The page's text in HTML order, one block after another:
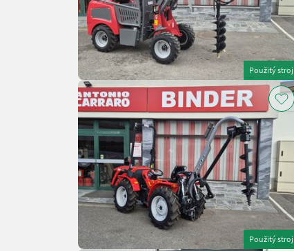
Použitý stroj
Použitý stroj